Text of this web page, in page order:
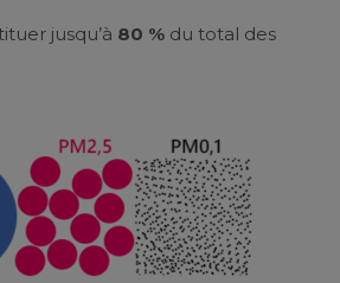
jusqu’à 80 % du total des